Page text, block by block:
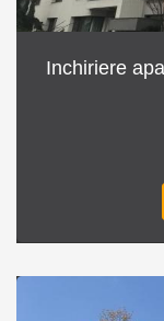
Inchiriere